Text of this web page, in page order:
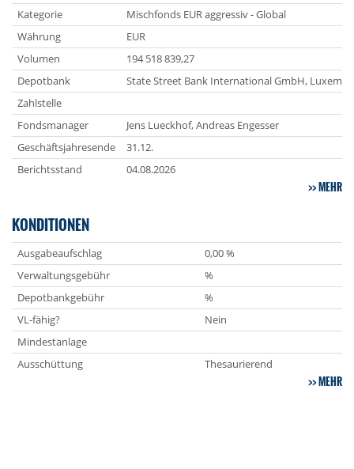
Kategorie
Mischfonds EUR aggressiv - Global
Währung
EUR
Volumen
194 518 839,27
Depotbank
State Street Bank International GmbH,
Zahlstelle
Fondsmanager
Jens Lueckhof, Andreas Engesser
Geschäftsjahresende
31.12.
Berichtsstand
04.08.2026
MEHR
KONDITIONEN
Ausgabeaufschlag
0,00 %
Verwaltungsgebühr
%
Depotbankgebühr
%
VL-fähig?
Nein
Mindestanlage
Ausschüttung
Thesaurierend
MEHR